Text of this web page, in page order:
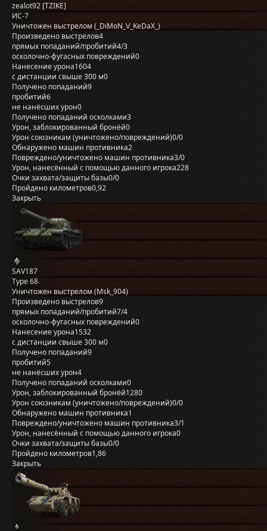
zealot92 [TZIKE]
ИС-7
Уничтожен выстрелом (_DiMoN_V_KeDaX_)
Произведено выстрелов4
прямых попаданий/пробитий4/3
осколочно-фугасных повреждений0
Нанесение урона1604
с дистанции свыше 300 м0
Получено попаданий9
пробитий6
не нанёсших урон0
Получено попаданий осколками3
Урон, заблокированный бронёй0
Урон союзникам (уничтожено/повреждений)0/0
Обнаружено машин противника2
Повреждено/уничтожено машин противника3/0
Урон, нанесённый с помощью данного игрока228
Очки захвата/защиты базы0/0
Пройдено километров0,92
Закрыть
SAV187
Type 68
Уничтожен выстрелом (Msk_904)
Произведено выстрелов9
прямых попаданий/пробитий7/4
осколочно-фугасных повреждений0
Нанесение урона1532
с дистанции свыше 300 м0
Получено попаданий9
пробитий5
не нанёсших урон4
Получено попаданий осколками0
Урон, заблокированный бронёй1280
Урон союзникам (уничтожено/повреждений)0/0
Обнаружено машин противника1
Повреждено/уничтожено машин противника3/1
Урон, нанесённый с помощью данного игрока0
Очки захвата/защиты базы0/0
Пройдено километров1,86
Закрыть